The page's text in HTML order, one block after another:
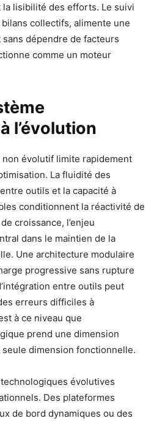
lisibilité des efforts. Le suivi
collectifs, alimente une
sans dépendre de facteurs
comme un moteur
l’évolution
non évolutif limite rapidement
La fluidité des
outils et la capacité à
conditionnent la réactivité de
croissance, l’enjeu
dans le maintien de la
Une architecture modulaire
progressive sans rupture
entre outils peut
erreurs difficiles à
à ce niveau que
prend une dimension
dimension fonctionnelle.
évolutives
Des plateformes
de bord dynamiques ou des